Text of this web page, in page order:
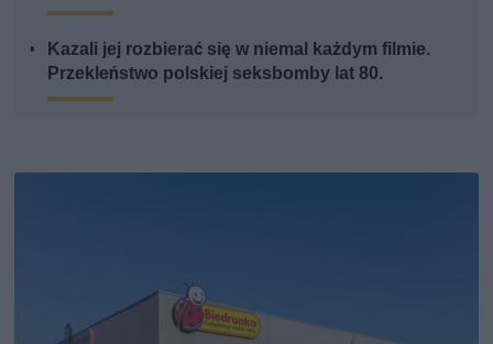
Kazali jej rozbierać się w niemal każdym filmie.
Przekleństwo polskiej seksbomby lat 80.